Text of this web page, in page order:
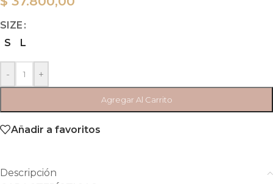
SIZE
S
L
- +
Agregar Al Carrito
Añadir a favoritos
Descripción